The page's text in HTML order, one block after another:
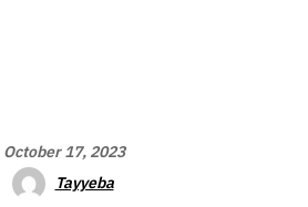
October 17, 2023
Tayyeba